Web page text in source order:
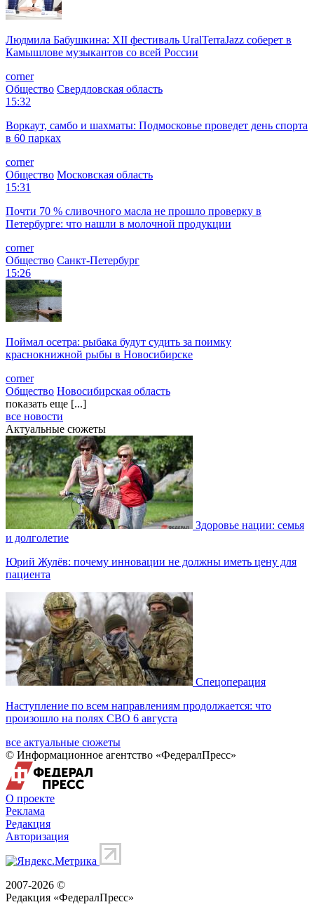
Людмила Бабушкина: XII фестиваль UralTerraJazz соберет в
Камышлове музыкантов со всей России
corner
Общество Свердловская область
15:32
Воркаут, самбо и шахматы: Подмосковье проведет день спорта
в 60 парках
corner
Общество Московская область
15:31
Почти 70 % сливочного масла не прошло проверку в
Петербурге: что нашли в молочной продукции
corner
Общество Санкт-Петербург
15:26
Поймал осетра: рыбака будут судить за поимку
краснокнижной рыбы в Новосибирске
corner
Общество Новосибирская область
показать еще [...]
все новости
Актуальные сюжеты
Здоровье нации: семья
и долголетие
Юрий Жулёв: почему инновации не должны иметь цену для
пациента
Спецоперация
Наступление по всем направлениям продолжается: что
произошло на полях СВО 6 августа
все актуальные сюжеты
© Информационное агентство «ФедералПресс»
О проекте
Реклама
Редакция
Авторизация
2007-2026 ©
Редакция «ФедералПресс»